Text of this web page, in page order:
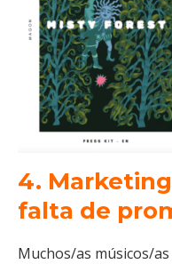
4.
falta de
Muchos/as músicos/